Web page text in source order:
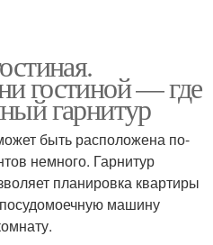
гостиной — где
гарнитур
быть расположена по-
немного. Гарнитур
планировка квартиры
машину